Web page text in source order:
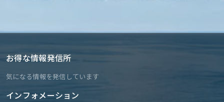
お得な情報発信所
気になる情報を発信しています
インフォメーション